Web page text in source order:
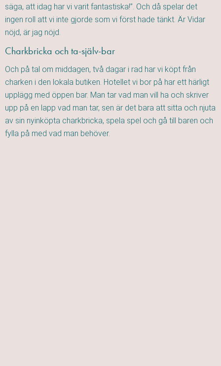
säga, att idag har vi varit fantastiska!”. Och då spelar det
ingen roll att vi inte gjorde som vi först hade tänkt. Är Vidar
nöjd, är jag nöjd.
Charkbricka och ta-själv-bar
Och på tal om middagen, två dagar i rad har vi köpt från
charken i den lokala butiken. Hotellet vi bor på har ett härligt
upplägg med öppen bar. Man tar vad man vill ha och skriver
upp på en lapp vad man tar, sen är det bara att sitta och njuta
av sin nyinköpta charkbricka, spela spel och gå till baren och
fylla på med vad man behöver.